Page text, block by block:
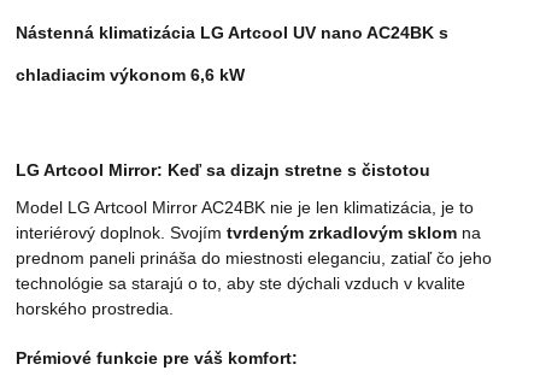
Nástenná klimatizácia LG Artcool UV nano AC24BK s
chladiacim výkonom 6,6 kW
LG Artcool Mirror: Keď sa dizajn stretne s čistotou
Model LG Artcool Mirror AC24BK nie je len klimatizácia, je to
interiérový doplnok. Svojímtvrdeným zrkadlovým sklom na
prednom paneli prináša do miestnosti eleganciu, zatiaľ čo jeho
technológie sa starajú o to, aby ste dýchali vzduch v kvalite
horského prostredia.
Prémiové funkcie pre váš komfort: